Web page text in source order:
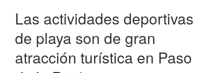
Patria
Las actividades deportivas
de playa son de gran
atracción turística en Paso